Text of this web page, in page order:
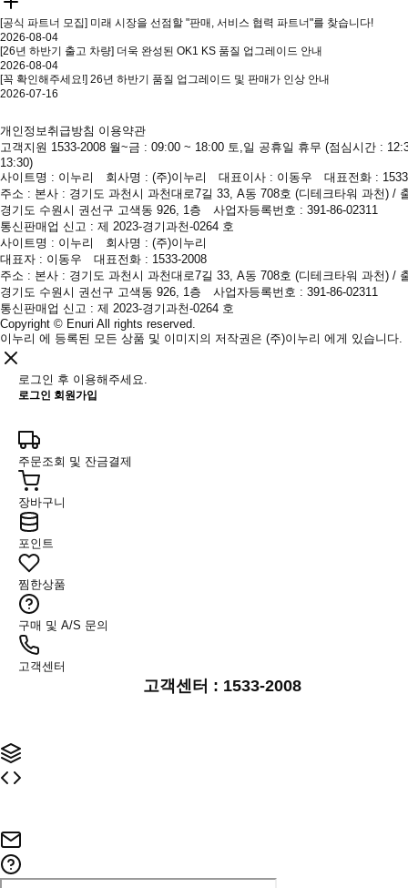
[공식 파트너 모집] 미래 시장을 선점할 "판매, 서비스 협력 파트너"를 찾습니다!
2026-08-04
[26년 하반기 출고 차량] 더욱 완성된 OK1 KS 품질 업그레이드 안내
2026-08-04
[꼭 확인해주세요!] 26년 하반기 품질 업그레이드 및 판매가 인상 안내
2026-07-16
개인정보취급방침 이용약관
고객지원 1533-2008 월~금 : 09:00 ~ 18:00 토,일 공휴일 휴무 (점심시간 :
13:30)
사이트명 : 이누리 회사명 : (주)이누리 대표이사 : 이동우 대표전화 :
주소 : 본사 : 경기도 과천시 과천대로7길 33, A동 708호 (디테크타워 과천) /
경기도 수원시 권선구 고색동 926, 1층 사업자등록번호 : 391-86-02311
통신판매업 신고 : 제 2023-경기과천-0264 호
사이트명 : 이누리 회사명 : (주)이누리
대표자 : 이동우 대표전화 : 1533-2008
주소 : 본사 : 경기도 과천시 과천대로7길 33, A동 708호 (디테크타워 과천) /
경기도 수원시 권선구 고색동 926, 1층 사업자등록번호 : 391-86-02311
통신판매업 신고 : 제 2023-경기과천-0264 호
Copyright © Enuri All rights reserved.
이누리 에 등록된 모든 상품 및 이미지의 저작권은 (주)이누리 에게 있습니다.
로그인 후 이용해주세요.
로그인 회원가입
주문조회 및 잔금결제
장바구니
포인트
찜한상품
구매 및 A/S 문의
고객센터
고객센터 : 1533-2008